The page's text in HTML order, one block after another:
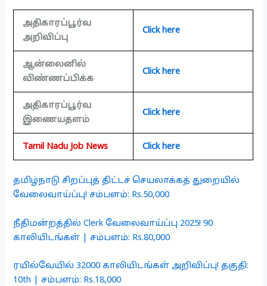
அதிகாரப்பூர்வ
அறிவிப்பு
Click here
ஆன்லைனில்
விண்ணப்பிக்க
Click here
அதிகாரப்பூர்வ
இணையதளம்
Click here
Tamil Nadu Job News Click here
தமிழ்நாடு சிறப்புத் திட்டச் செயலாக்கத் துறையில்
வேலைவாய்ப்பு! சம்பளம்: Rs.50,000
நீதிமன்றத்தில் Clerk வேலைவாய்ப்பு 2025! 90
காலியிடங்கள் | சம்பளம்: Rs.80,000
ரயில்வேயில் 32000 காலியிடங்கள் அறிவிப்பு! தகுதி:
10th | சம்பளம்: Rs.18,000